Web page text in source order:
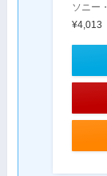
ソニー
¥4,013